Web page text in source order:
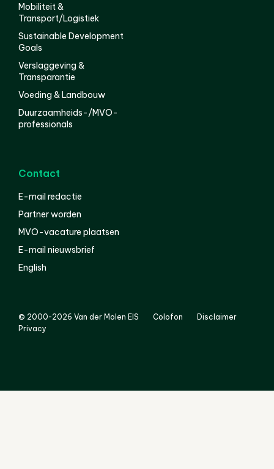
Mobiliteit &
Transport/Logistiek
Sustainable Development
Goals
Verslaggeving &
Transparantie
Voeding & Landbouw
Duurzaamheids-/MVO-
professionals
Contact
E-mail redactie
Partner worden
MVO-vacature plaatsen
E-mail nieuwsbrief
English
© 2000-2026 Van der Molen EIS Colofon
Disclaimer
Privacy